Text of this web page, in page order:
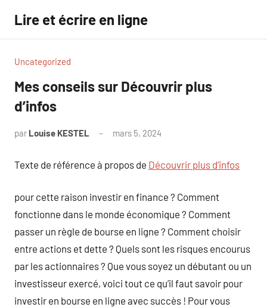
contenu
Lire et écrire en ligne
Uncategorized
Mes conseils sur Découvrir plus
d’infos
par Louise KESTEL mars 5, 2024
Texte de référence à propos de Découvrir plus d’infos
pour cette raison investir en finance ? Comment
fonctionne dans le monde économique ? Comment
passer un règle de bourse en ligne ? Comment choisir
entre actions et dette ? Quels sont les risques encourus
par les actionnaires ? Que vous soyez un débutant ou un
investisseur exercé, voici tout ce qu’il faut savoir pour
investir en bourse en ligne avec succès ! Pour vous